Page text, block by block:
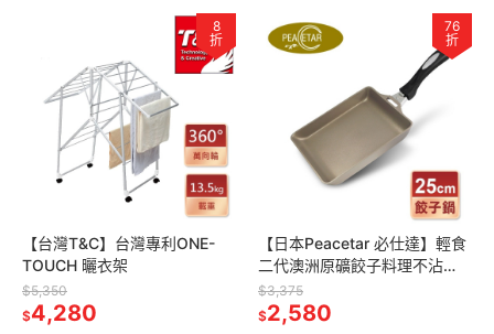
8
折
【台灣T&C】台灣專利ONE-
TOUCH 曬衣架
$5,350
$4,280
76
折
【日本Peacetar 必仕達】輕食
二代澳洲原礦餃子料理不沾
鍋-25cm(澳洲原礦手工鑄造)
$3,375
$2,580